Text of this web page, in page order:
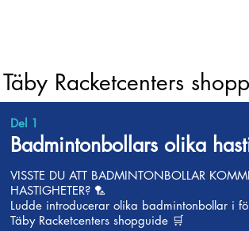
Täby Racketcenters
Del 1
Badmintonbollars olika
VISSTE DU ATT BADMINTONBOLLAR
HASTIGHETER? 🏸
Ludde introducerar olika badmintonbollar i
Täby Racketcenters shopguide 🛒